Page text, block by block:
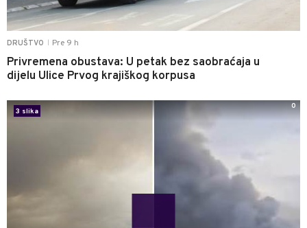
DRUŠTVO Pre 9 h
Privremena obustava: U petak bez saobraćaja u
dijelu Ulice Prvog krajiškog korpusa
3 slika
0